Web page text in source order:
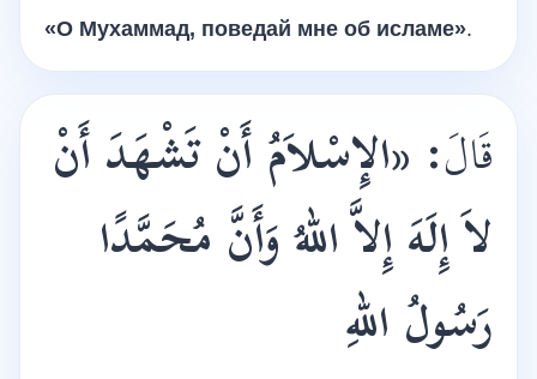
«О Мухаммад, поведай мне об исламе».
قَالَ: «الإِسْلاَمُ أَنْ تَشْهَدَ أَنْ
لاَ إِلَهَ إِلاَّ اللهُ وَأَنَّ مُحَمَّدًا
رَسُولُ اللهِ